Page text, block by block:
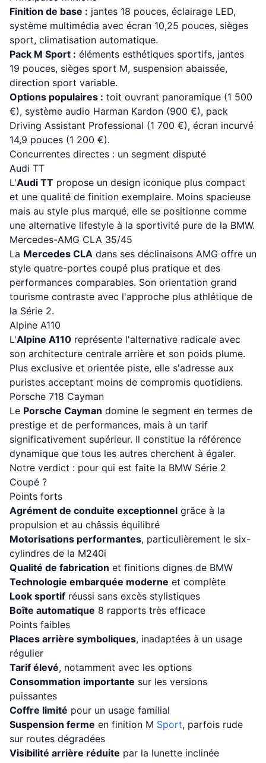
Finition de base : jantes 18 pouces, éclairage LED,
système multimédia avec écran 10,25 pouces, sièges
sport, climatisation automatique.
Pack M Sport : éléments esthétiques sportifs, jantes
19 pouces, sièges sport M, suspension abaissée,
direction sport variable.
Options populaires : toit ouvrant panoramique (1 500
€), système audio Harman Kardon (900 €), pack
Driving Assistant Professional (1 700 €), écran incurvé
14,9 pouces (1 200 €).
Concurrentes directes : un segment disputé
Audi TT
L'Audi TT propose un design iconique plus compact
et une qualité de finition exemplaire. Moins spacieuse
mais au style plus marqué, elle se positionne comme
une alternative lifestyle à la sportivité pure de la BMW.
Mercedes-AMG CLA 35/45
La Mercedes CLA dans ses déclinaisons AMG offre un
style quatre-portes coupé plus pratique et des
performances comparables. Son orientation grand
tourisme contraste avec l'approche plus athlétique de
la Série 2.
Alpine A110
L'Alpine A110 représente l'alternative radicale avec
son architecture centrale arrière et son poids plume.
Plus exclusive et orientée piste, elle s'adresse aux
puristes acceptant moins de compromis quotidiens.
Porsche 718 Cayman
Le Porsche Cayman domine le segment en termes de
prestige et de performances, mais à un tarif
significativement supérieur. Il constitue la référence
dynamique que tous les autres cherchent à égaler.
Notre verdict : pour qui est faite la BMW Série 2
Coupé ?
Points forts
Agrément de conduite exceptionnel grâce à la
propulsion et au châssis équilibré
Motorisations performantes, particulièrement le six-
cylindres de la M240i
Qualité de fabrication et finitions dignes de BMW
Technologie embarquée moderne et complète
Look sportif réussi sans excès stylistiques
Boîte automatique 8 rapports très efficace
Points faibles
Places arrière symboliques, inadaptées à un usage
régulier
Tarif élevé, notamment avec les options
Consommation importante sur les versions
puissantes
Coffre limité pour un usage familial
Suspension ferme en finition M Sport, parfois rude
sur routes dégradées
Visibilité arrière réduite par la lunette inclinée